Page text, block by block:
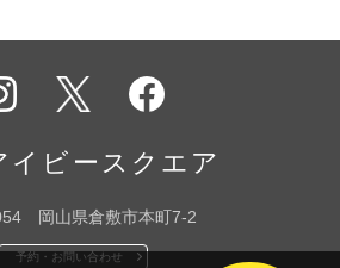
スブッ
ク
イビースクエア
岡山県倉敷市本町7-2
予約・お問い合わせ